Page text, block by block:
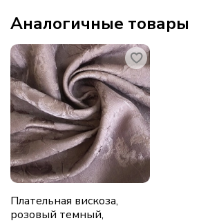
Аналогичные товары
Плательная вискоза,
розовый темный,